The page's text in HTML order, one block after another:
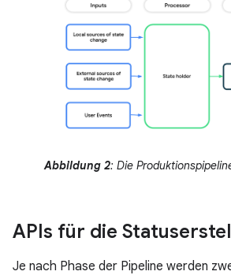
Abbildung 2: Die
APIs für die
Je nach Phase der Pipeline werden